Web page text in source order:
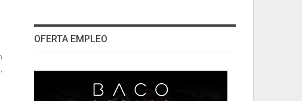
OFERTA EMPLEO